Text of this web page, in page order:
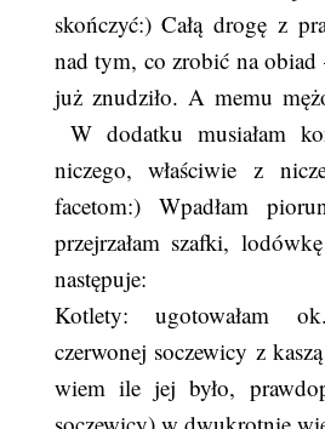
skończyć:) Całą drogę z
nad tym, co zrobić na
już znudziło. A memu
W dodatku musiałam
niczego, właściwie z
facetom:) Wpadłam
przejrzałam szafki,
następuje:
Kotlety: ugotowałam
czerwonej soczewicy z
wiem ile jej było,